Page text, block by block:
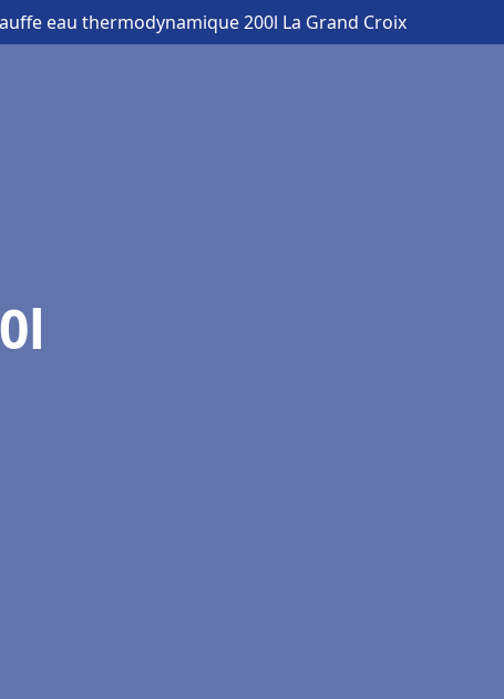
eau thermodynamique 200l La Grand Croix